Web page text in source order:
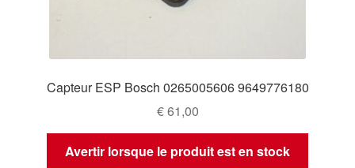
Capteur ESP Bosch 0265005606 9649776180
€61,00
Avertir lorsque le produit est en stock